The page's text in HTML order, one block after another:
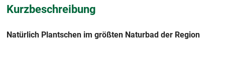
Kurzbeschreibung
Natürlich Plantschen im größten Naturbad der Region